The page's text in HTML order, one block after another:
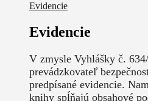
Evidencie
Evidencie
V zmysle Vyhlášky č.
prevádzkovateľ
predpísané evidencie.
knihy spĺňajú obsahové